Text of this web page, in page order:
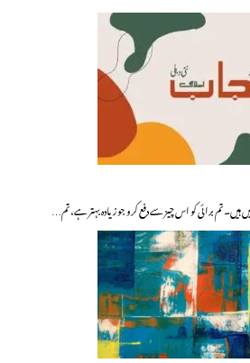
ہیں۔ تم برائی کو اس چیز سے دفع کرو جو زیادہ بہتر ہے، تم…